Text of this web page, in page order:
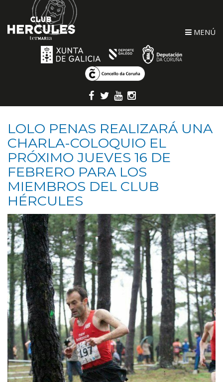
MENÚ
LOLO PENAS REALIZARÁ UNA
CHARLA-COLOQUIO EL
PRÓXIMO JUEVES 16 DE
FEBRERO PARA LOS
MIEMBROS DEL CLUB
HÉRCULES